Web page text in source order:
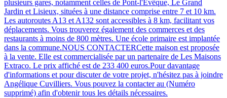
plusieurs gares, notamment celles de Pont-l'Évêque, Le Grand
Jardin et Lisieux, situées à une distance comprise entre 7 et 10 km.
Les autoroutes A13 et A132 sont accessibles à 8 km, facilitant vos
déplacements. Vous trouverez également des commerces et des
restaurants à moins de 800 mètres. Une école primaire est implantée
dans la commune.NOUS CONTACTERCette maison est proposée
à la vente. Elle est commercialisée par un partenaire de Les Maisons
Extraco. Le prix affiché est de 233 400 euros.Pour davantage
d'informations et pour discuter de votre projet, n'hésitez pas à joindre
Angélique Cuvilliers. Vous pouvez la contacter au (Numéro
supprimé) afin d'obtenir tous les détails nécessaires.